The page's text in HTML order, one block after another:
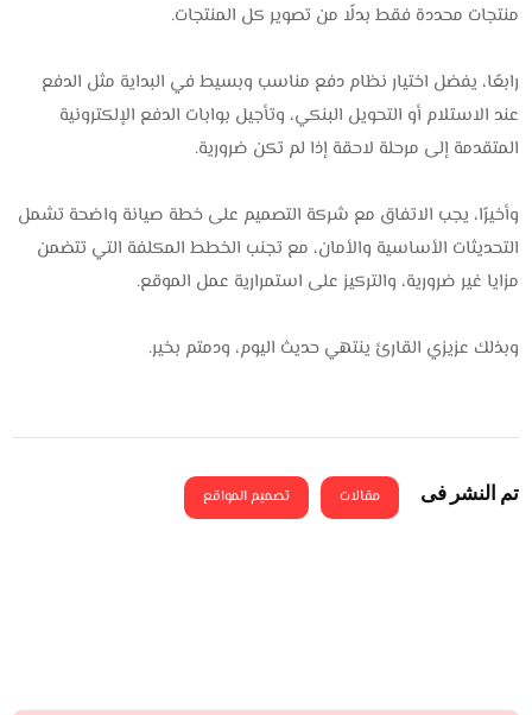
منتجات محددة فقط بدلًا من تصوير كل المنتجات.
رابعًا، يفضل اختيار نظام دفع مناسب وبسيط في البداية مثل الدفع
عند الاستلام أو التحويل البنكي، وتأجيل بوابات الدفع الإلكترونية
المتقدمة إلى مرحلة لاحقة إذا لم تكن ضرورية.
وأخيرًا، يجب الاتفاق مع شركة التصميم على خطة صيانة واضحة تشمل
التحديثات الأساسية والأمان، مع تجنب الخطط المكلفة التي تتضمن
مزايا غير ضرورية، والتركيز على استمرارية عمل الموقع.
وبذلك عزيزي القارئ ينتهي حديث اليوم، ودمتم بخير.
تم النشر فى مقالات تصميم المواقع